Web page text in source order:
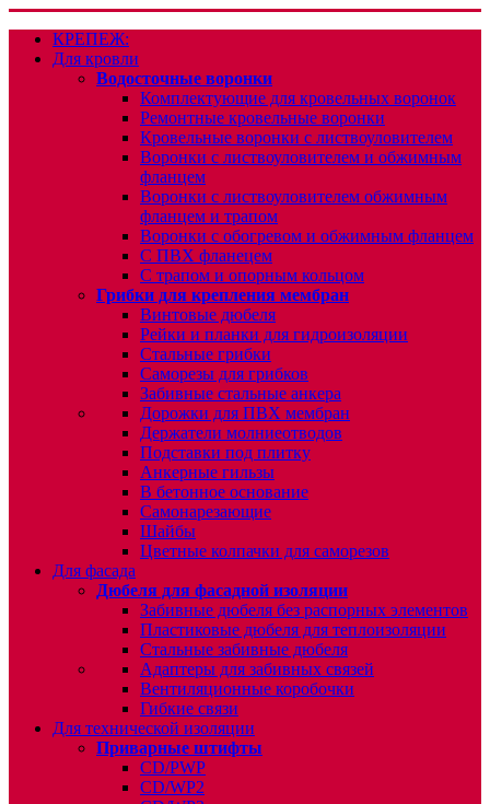
КРЕПЕЖ:
Для кровли
Водосточные воронки
Комплектующие для кровельных воронок
Ремонтные кровельные воронки
Кровельные воронки с листвоуловителем
Воронки с листвоуловителем и обжимным
фланцем
Воронки с листвоуловителем обжимным
фланцем и трапом
Воронки с обогревом и обжимным фланцем
С ПВХ фланецем
С трапом и опорным кольцом
Грибки для крепления мембран
Винтовые дюбеля
Рейки и планки для гидроизоляции
Стальные грибки
Саморезы для грибков
Забивные стальные анкера
Дорожки для ПВХ мембран
Держатели молниеотводов
Подставки под плитку
Анкерные гильзы
В бетонное основание
Самонарезающие
Шайбы
Цветные колпачки для саморезов
Для фасада
Дюбеля для фасадной изоляции
Забивные дюбеля без распорных элементов
Пластиковые дюбеля для теплоизоляции
Стальные забивные дюбеля
Адаптеры для забивных связей
Вентиляционные коробочки
Гибкие связи
Для технической изоляции
Приварные штифты
CD/PWP
CD/WP2